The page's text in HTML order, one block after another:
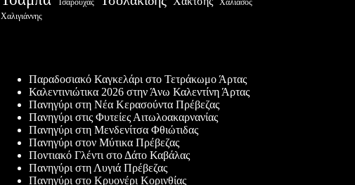
Τσαρουχας
Χαλιάσος
Χαλιγιάννης
Παραδοσιακό Καγκελάρι στο Τετράκωμο Άρτας
Καλεντινιώτικα 2026 στην Άνω Καλεντίνη Άρτας
Πανηγύρι στη Νέα Κερασούντα Πρέβεζας
Πανηγύρι στις Φυτείες Αιτωλοακαρνανίας
Πανηγύρι στη Μενδενίτσα Φθιώτιδας
Πανηγύρι στον Μύτικα Πρέβεζας
Ποντιακό Γλέντι στο Δάτο Καβάλας
Πανηγύρι στη Λυγιά Πρέβεζας
Πανηγύρι στο Κρυονέρι Κορινθίας